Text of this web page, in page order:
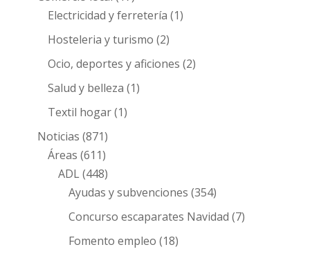
Electricidad y ferretería (1)
Hosteleria y turismo (2)
Ocio, deportes y aficiones (2)
Salud y belleza (1)
Textil hogar(1)
Noticias (871)
Áreas (611)
ADL(448)
Ayudas y subvenciones (354)
Concurso escaparates Navidad (7)
Fomento empleo (18)